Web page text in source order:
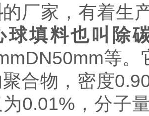
的厂家，有着生
球填料也叫除
等
合物，密度
0.01%，分子